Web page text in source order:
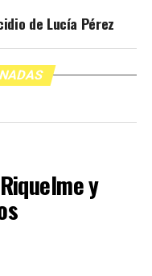
de Lucía Pérez
y